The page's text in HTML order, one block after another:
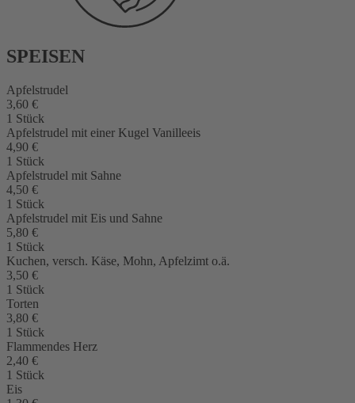
SPEISEN
Apfelstrudel
3,60 €
1 Stück
Apfelstrudel mit einer Kugel Vanilleeis
4,90 €
1 Stück
Apfelstrudel mit Sahne
4,50 €
1 Stück
Apfelstrudel mit Eis und Sahne
5,80 €
1 Stück
Kuchen, versch. Käse, Mohn, Apfelzimt o.ä.
3,50 €
1 Stück
Torten
3,80 €
1 Stück
Flammendes Herz
2,40 €
1 Stück
Eis